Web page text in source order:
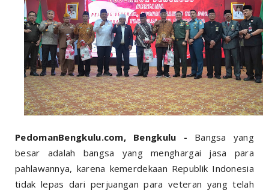
PedomanBengkulu.com, Bengkulu - Bangsa yang
besar adalah bangsa yang menghargai jasa para
pahlawannya, karena kemerdekaan Republik Indonesia
tidak lepas dari perjuangan para veteran yang telah